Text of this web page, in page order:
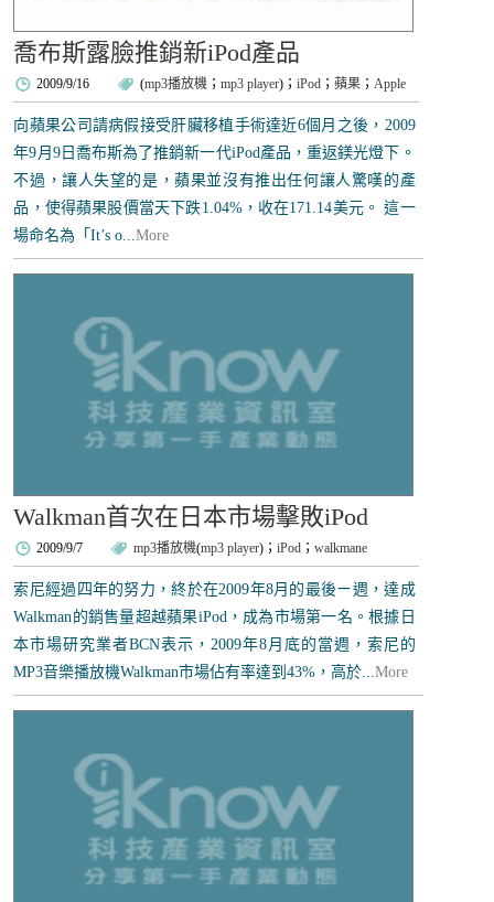
喬布斯露臉推銷新iPod產品
2009/9/16 (mp3播放機 ；mp3 player)；iPod ；蘋果 ；Apple
向蘋果公司請病假接受肝臟移植手術達近6個月之後，2009
年9月9日喬布斯為了推銷新一代iPod產品，重返鎂光燈下。
不過，讓人失望的是，蘋果並沒有推出任何讓人驚嘆的產
品，使得蘋果股價當天下跌1.04%，收在171.14美元。 這一
場命名為「It’s o...More
Walkman首次在日本市場擊敗iPod
2009/9/7 mp3播放機(mp3 player)；iPod ；walkmane
索尼經過四年的努力，終於在2009年8月的最後ㄧ週，達成
Walkman的銷售量超越蘋果iPod，成為市場第一名。根據日
本市場研究業者BCN表示，2009年8月底的當週，索尼的
MP3音樂播放機Walkman市場佔有率達到43%，高於...More